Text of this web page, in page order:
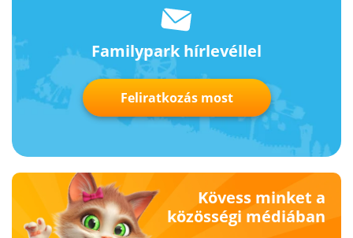
Familypark hírlevéllel
Feliratkozás most
Kövess minket a
közösségi médiában